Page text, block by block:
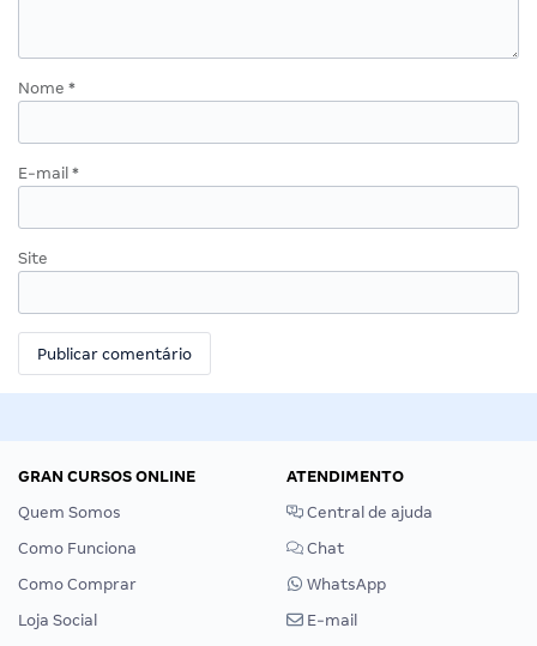
Nome *
E-mail *
Site
GRAN CURSOS ONLINE
Quem Somos
Como Funciona
Como Comprar
Loja Social
ATENDIMENTO
Central de ajuda
Chat
WhatsApp
E-mail